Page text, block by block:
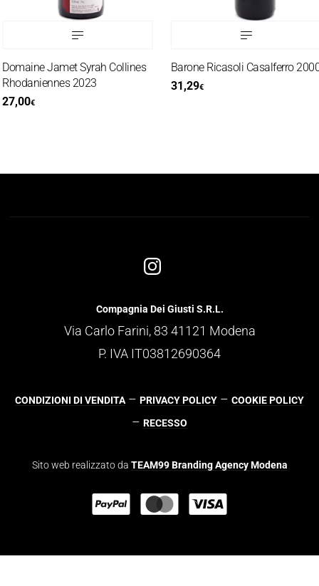
Jamet Syrah Collines
2023
€
Barone Ricasoli Casalferro 2000
31,29€
Compagnia Dei Giusti S.R.L.
Via Carlo Farini, 83 41121 Modena
P. IVA IT03812690364
CONDIZIONI DI VENDITA – PRIVACY POLICY – COOKIE POLICY
– RECESSO
Sito web realizzato da TEAM99 Branding Agency Modena